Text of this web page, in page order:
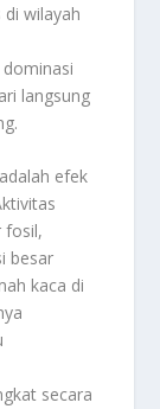
wilayah
langsung
efek
fosil,
besar
kaca di
secara